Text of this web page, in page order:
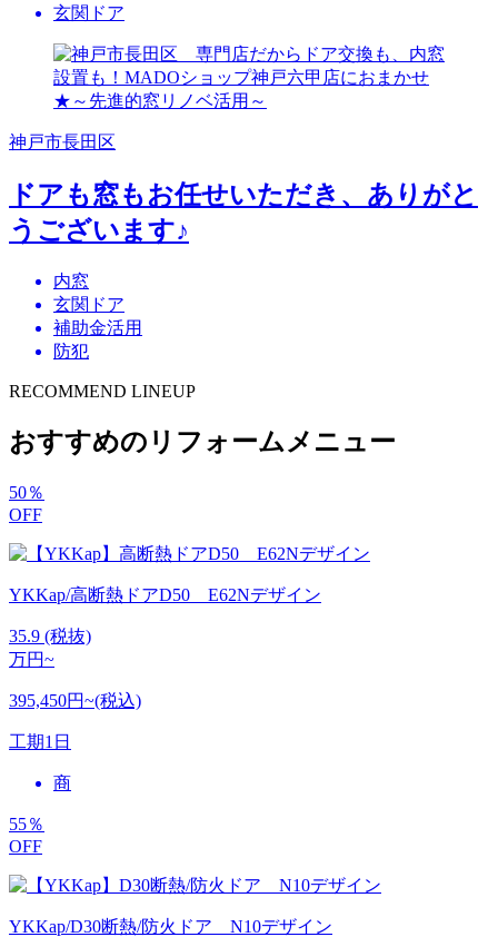
玄関ドア
神戸市長田区
ドアも窓もお任せいただき、ありがと
うございます♪
内窓
玄関ドア
補助金活用
防犯
RECOMMEND LINEUP
おすすめのリフォームメニュー
50％
OFF
YKKap/高断熱ドアD50 E62Nデザイン
35.9 (税抜)
万円~
395,450円~(税込)
工期1日
商
55％
OFF
YKKap/D30断熱/防火ドア N10デザイン